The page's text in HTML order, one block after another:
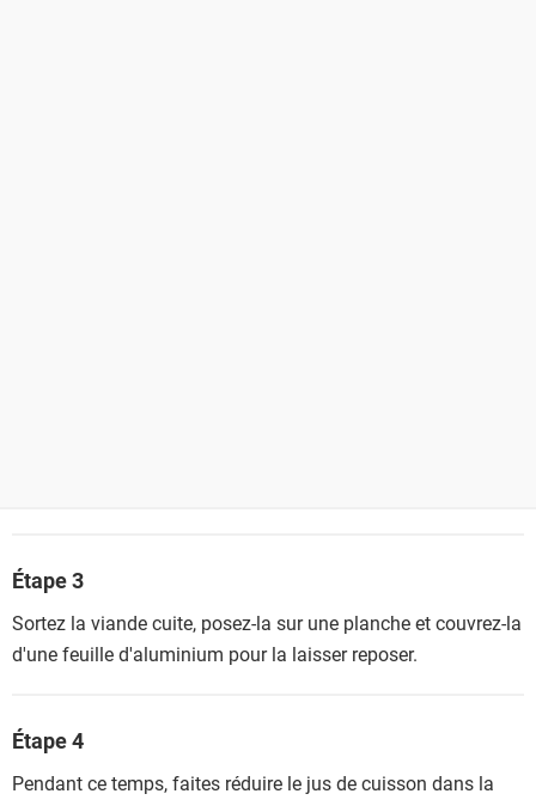
Étape 3
Sortez la viande cuite, posez-la sur une planche et couvrez-la
d'une feuille d'aluminium pour la laisser reposer.
Étape 4
Pendant ce temps, faites réduire le jus de cuisson dans la